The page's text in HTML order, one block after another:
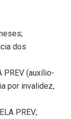
dos
PREV (auxílio-
por invalidez,
PREV;